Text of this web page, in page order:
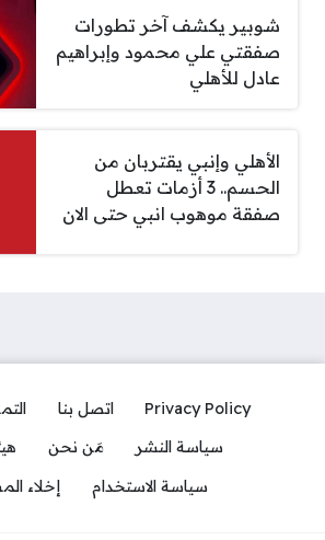
شوبير يكشف آخر تطورات
صفقتي علي محمود وإبراهيم
عادل للأهلي
الأهلي وإنبي يقتربان من
الحسم.. 3 أزمات تعطل
صفقة موهوب انبي حتى الان
Privacy Policy اتصل بنا
سياسة النشر
مَن نحن
سياسة الاستخدام
إخلاء